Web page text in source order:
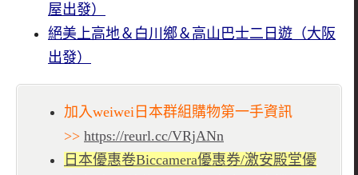
屋出發）
絕美上高地＆白川鄉＆高山巴士二日遊（大阪
出發）
加入weiwei日本群組購物第一手資訊
>> https://reurl.cc/VRjANn
日本優惠卷Biccamera優惠券/激安殿堂優